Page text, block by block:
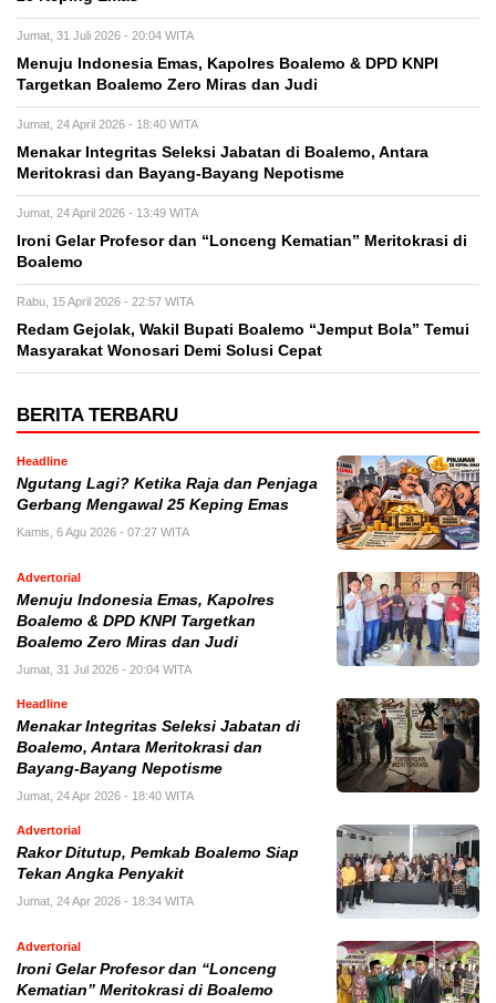
Jumat, 31 Juli 2026 - 20:04 WITA
Menuju Indonesia Emas, Kapolres Boalemo & DPD KNPI
Targetkan Boalemo Zero Miras dan Judi
Jumat, 24 April 2026 - 18:40 WITA
Menakar Integritas Seleksi Jabatan di Boalemo, Antara
Meritokrasi dan Bayang-Bayang Nepotisme
Jumat, 24 April 2026 - 13:49 WITA
Ironi Gelar Profesor dan “Lonceng Kematian” Meritokrasi di
Boalemo
Rabu, 15 April 2026 - 22:57 WITA
Redam Gejolak, Wakil Bupati Boalemo “Jemput Bola” Temui
Masyarakat Wonosari Demi Solusi Cepat
BERITA TERBARU
Headline
Ngutang Lagi? Ketika Raja dan Penjaga
Gerbang Mengawal 25 Keping Emas
Kamis, 6 Agu 2026 - 07:27 WITA
Advertorial
Menuju Indonesia Emas, Kapolres
Boalemo & DPD KNPI Targetkan
Boalemo Zero Miras dan Judi
Jumat, 31 Jul 2026 - 20:04 WITA
Headline
Menakar Integritas Seleksi Jabatan di
Boalemo, Antara Meritokrasi dan
Bayang-Bayang Nepotisme
Jumat, 24 Apr 2026 - 18:40 WITA
Advertorial
Rakor Ditutup, Pemkab Boalemo Siap
Tekan Angka Penyakit
Jumat, 24 Apr 2026 - 18:34 WITA
Advertorial
Ironi Gelar Profesor dan “Lonceng
Kematian” Meritokrasi di Boalemo